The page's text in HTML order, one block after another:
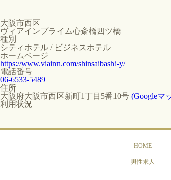
大阪市西区
ヴィアインプライム心斎橋四ツ橋
種別
シティホテル / ビジネスホテル
ホームページ
https://www.viainn.com/shinsaibashi-y/
電話番号
06-6533-5489
住所
大阪府大阪市西区新町1丁目5番10号 (Googleマ
利用状況
HOME
男性求人